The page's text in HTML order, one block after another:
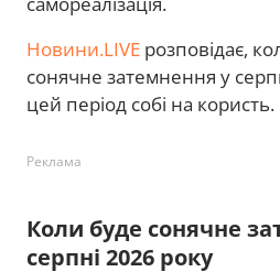
Новини.LIVE розповідає,
сонячне затемнення у
цей період собі на користь.
Реклама
Коли буде сонячне
серпні 2026 року